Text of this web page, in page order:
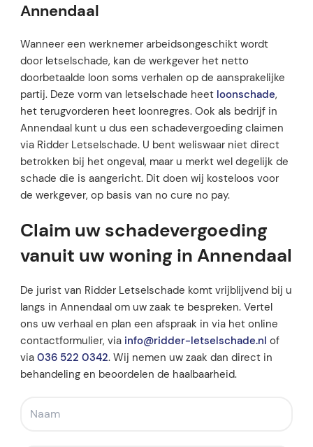
Annendaal
Wanneer een werknemer arbeidsongeschikt wordt
door letselschade, kan de werkgever het netto
doorbetaalde loon soms verhalen op de aansprakelijke
partij. Deze vorm van letselschade heet loonschade,
het terugvorderen heet loonregres. Ook als bedrijf in
Annendaal kunt u dus een schadevergoeding claimen
via Ridder Letselschade. U bent weliswaar niet direct
betrokken bij het ongeval, maar u merkt wel degelijk de
schade die is aangericht. Dit doen wij kosteloos voor
de werkgever, op basis van no cure no pay.
Claim uw schadevergoeding
vanuit uw woning in Annendaal
De jurist van Ridder Letselschade komt vrijblijvend bij u
langs in Annendaal om uw zaak te bespreken. Vertel
ons uw verhaal en plan een afspraak in via het online
contactformulier, via info@ridder-letselschade.nl of
via 036 522 0342. Wij nemen uw zaak dan direct in
behandeling en beoordelen de haalbaarheid.